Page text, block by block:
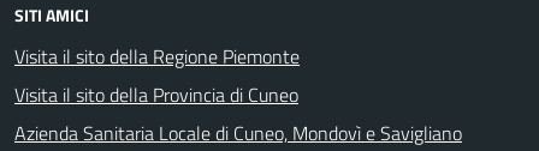
SITI AMICI
Visita il sito della Regione Piemonte
Visita il sito della Provincia di Cuneo
Azienda Sanitaria Locale di Cuneo, Mondovì e Savigliano